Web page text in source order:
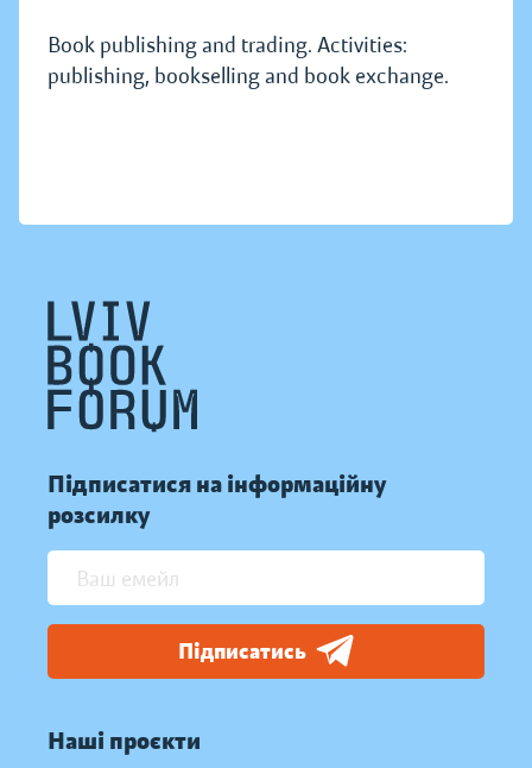
Book publishing and trading. Activities:
publishing, bookselling and book exchange.
Підписатися на інформаційну
розсилку
Підписатись
Наші проєкти